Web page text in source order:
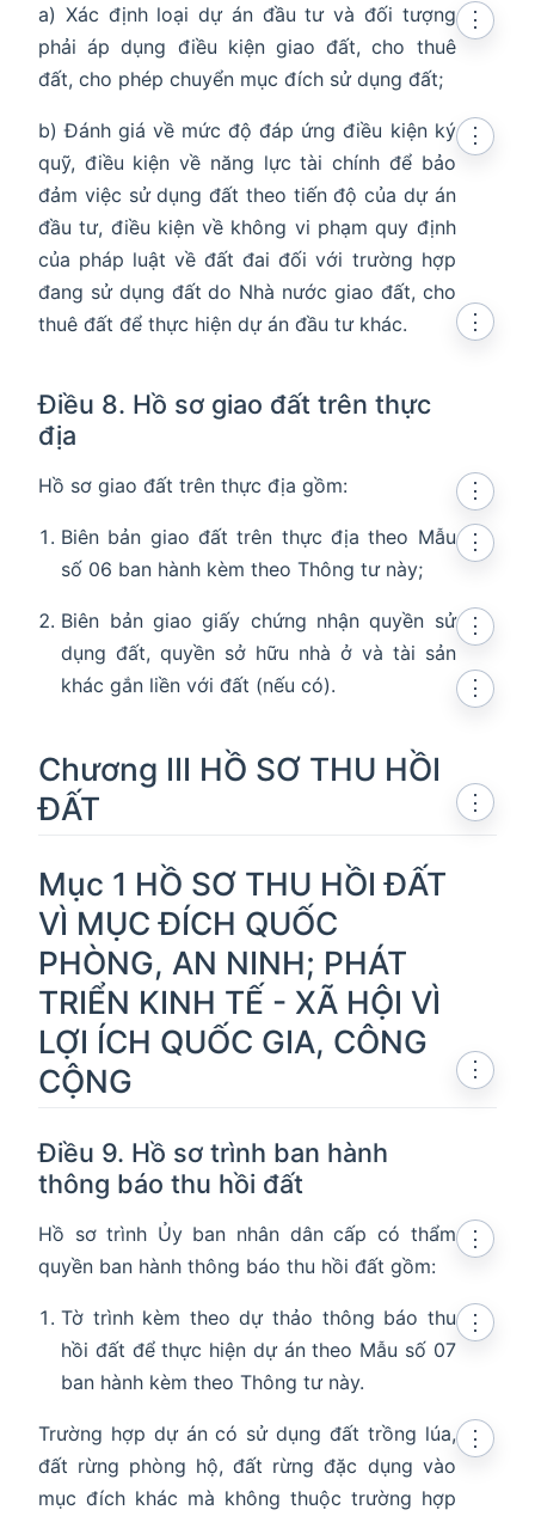
a) Xác định loại dự án đầu tư và đối tượng
phải áp dụng điều kiện giao đất, cho thuê
đất, cho phép chuyển mục đích sử dụng đất;
⋮
b) Đánh giá về mức độ đáp ứng điều kiện ký
quỹ, điều kiện về năng lực tài chính để bảo
đảm việc sử dụng đất theo tiến độ của dự án
đầu tư, điều kiện về không vi phạm quy định
của pháp luật về đất đai đối với trường hợp
đang sử dụng đất do Nhà nước giao đất, cho
thuê đất để thực hiện dự án đầu tư khác.
⋮
Điều 8. Hồ sơ giao đất trên thực
địa
⋮
Hồ sơ giao đất trên thực địa gồm:
⋮
Biên bản giao đất trên thực địa theo Mẫu
số 06 ban hành kèm theo Thông tư này;
⋮
Biên bản giao giấy chứng nhận quyền sử
dụng đất, quyền sở hữu nhà ở và tài sản
khác gắn liền với đất (nếu có).
⋮
Chương III HỒ SƠ THU HỒI
ĐẤT
⋮
Mục 1 HỒ SƠ THU HỒI ĐẤT
VÌ MỤC ĐÍCH QUỐC
PHÒNG, AN NINH; PHÁT
TRIỂN KINH TẾ - XÃ HỘI VÌ
LỢI ÍCH QUỐC GIA, CÔNG
CỘNG
⋮
Điều 9. Hồ sơ trình ban hành
thông báo thu hồi đất
⋮
Hồ sơ trình Ủy ban nhân dân cấp có thẩm
quyền ban hành thông báo thu hồi đất gồm:
⋮
Tờ trình kèm theo dự thảo thông báo thu
hồi đất để thực hiện dự án theo Mẫu số 07
ban hành kèm theo Thông tư này.
⋮
Trường hợp dự án có sử dụng đất trồng lúa,
đất rừng phòng hộ, đất rừng đặc dụng vào
mục đích khác mà không thuộc trường hợp
⋮